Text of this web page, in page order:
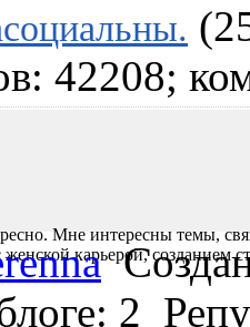
42208;
Мне интересны темы,
женской карьерой, созданием
2